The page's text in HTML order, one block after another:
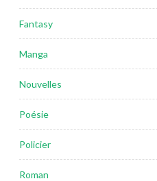
Fantasy
Manga
Nouvelles
Poésie
Policier
Roman